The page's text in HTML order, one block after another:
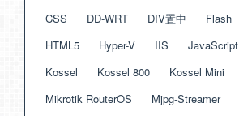
CSS
DD-WRT DIV置中 Flash
HTML5
Hyper-V IIS JavaScript
Kossel
Kossel 800 Kossel Mini
Mikrotik RouterOS
Mjpg-Streamer